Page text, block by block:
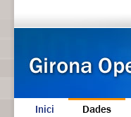
Inici Dades